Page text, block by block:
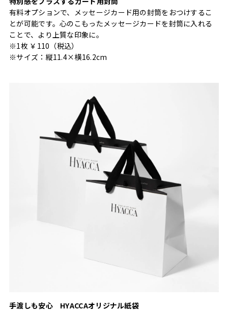
有料オプションで、メッセージカード用の封筒をおつけするこ
とが可能です。心のこもったメッセージカードを封筒に入れる
ことで、より上質な印象に。
※1枚 ￥110（税込）
※サイズ：縦11.4×横16.2cm
手渡しも安心 HYACCAオリジナル紙袋